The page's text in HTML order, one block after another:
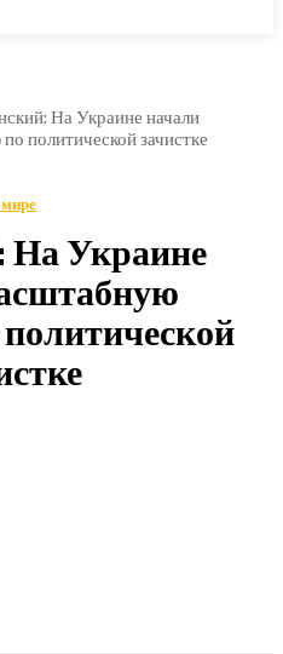
На Украине начали
политической зачистке
На Украине